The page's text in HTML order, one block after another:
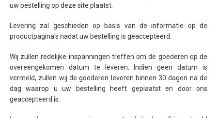
uw bestelling op deze site plaatst.
Levering zal geschieden op basis van de informatie op de
productpagina's nadat uw bestelling is geaccepteerd.
Wij zullen redelijke inspanningen treffen om de goederen op de
overeengekomen datum te leveren. Indien geen datum is
vermeld, zullen wij de goederen leveren binnen 30 dagen na de
dag waarop u uw bestelling heeft geplaatst en door ons
geaccepteerd is.